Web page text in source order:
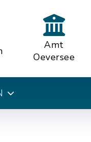
Amt
Oeversee